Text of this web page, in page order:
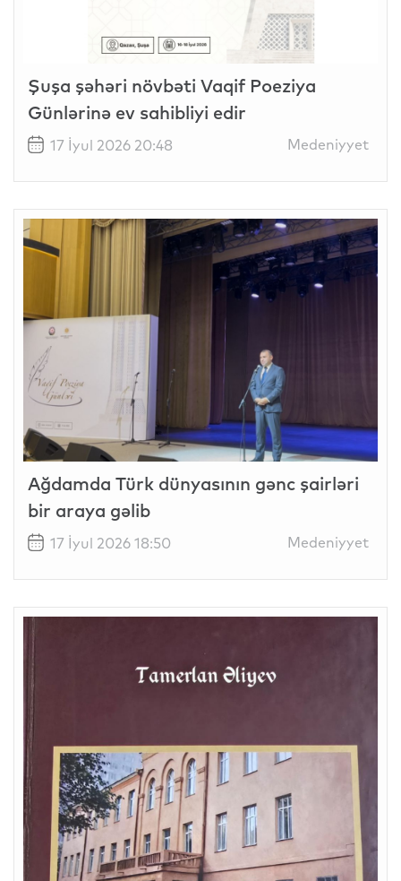
Şuşa şəhəri növbəti Vaqif Poeziya
Günlərinə ev sahibliyi edir
17 İyul 2026 20:48 Medeniyyet
Ağdamda Türk dünyasının gənc şairləri
bir araya gəlib
17 İyul 2026 18:50 Medeniyyet